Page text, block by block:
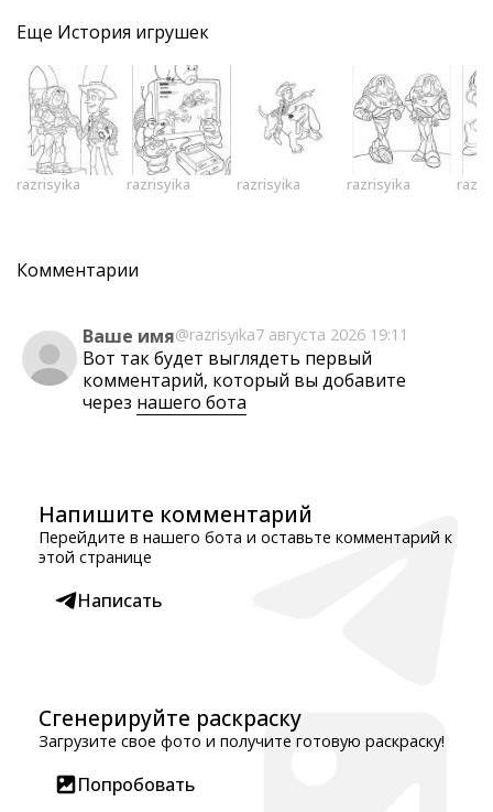
Еще История игрушек
razrisyika razrisyika razrisyika razrisyika
Комментарии
Ваше имя@razrisyika7 августа 2026 19:11
Вот так будет выглядеть первый
комментарий, который вы добавите
через нашего бота
Напишите комментарий
Перейдите в нашего бота и оставьте комментарий к
этой странице
Написать
Сгенерируйте раскраску
Загрузите свое фото и получите готовую раскраску!
Попробовать